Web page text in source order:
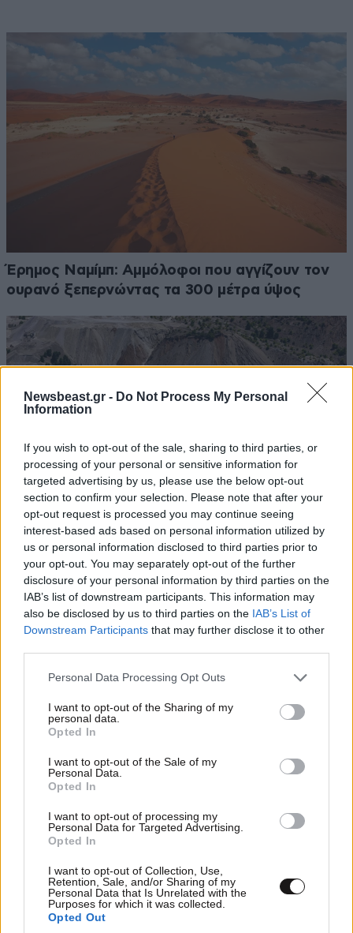
Newsbeast.gr - Do Not Process My Personal
Information
If you wish to opt-out of the sale, sharing to third parties, or
processing of your personal or sensitive information for
targeted advertising by us, please use the below opt-out
section to confirm your selection. Please note that after your
opt-out request is processed you may continue seeing
interest-based ads based on personal information utilized by
us or personal information disclosed to third parties prior to
your opt-out. You may separately opt-out of the further
disclosure of your personal information by third parties on the
IAB’s list of downstream participants. This information may
also be disclosed by us to third parties on the IAB’s List of
Downstream Participants that may further disclose it to other
Please note that this website/app uses one or more Google
not limited to your visit or usage behaviour. You may click to
grant or deny consent to Google and its third-party tags to
use your data for below specified purposes in below Google
consent section.
Personal Data Processing Opt Outs
I want to opt-out of the Sharing of my
personal data.
Opted In
I want to opt-out of the Sale of my
Personal Data.
Opted In
I want to opt-out of processing my
Personal Data for Targeted Advertising.
Opted In
I want to opt-out of Collection, Use,
Retention, Sale, and/or Sharing of my
Personal Data that Is Unrelated with the
Purposes for which it was collected.
Opted Out
Έρημος Ναμίμπ: Αμμόλοφοι που αγγίζουν τον
ουρανό ξεπερνώντας τα 300 μέτρα ύψος
Οι 14 λίμνες της Εύβοιας που γεννήθηκαν μέσα
σε παλιά ορυχεία – Ένα απόκοσμο, ασυνήθιστο
για την Ελλάδα, τοπίο
και μάθετε πρώτοι όλες τις ειδήσεις